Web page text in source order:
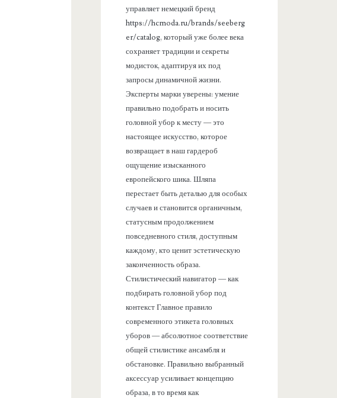
управляет немецкий бренд
https://hcmoda.ru/brands/seeberg
er/catalog, который уже более века
сохраняет традиции и секреты
модисток, адаптируя их под
запросы динамичной жизни.
Эксперты марки уверены: умение
правильно подобрать и носить
головной убор к месту — это
настоящее искусство, которое
возвращает в наш гардероб
ощущение изысканного
европейского шика. Шляпа
перестает быть деталью для особых
случаев и становится органичным,
статусным продолжением
повседневного стиля, доступным
каждому, кто ценит эстетическую
законченность образа.
Стилистический навигатор — как
подбирать головной убор под
контекст Главное правило
современного этикета головных
уборов — абсолютное соответствие
общей стилистике ансамбля и
обстановке. Правильно выбранный
аксессуар усиливает концепцию
образа, в то время как